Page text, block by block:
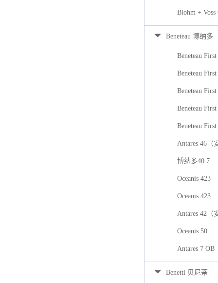
Blohm + Voss
Beneteau 博纳多
Beneteau
Beneteau
Beneteau
Beneteau
Beneteau
Antares 46（
博纳多40.7
Oceanis 423
Oceanis 423
Antares 42（
Oceanis 50
Antares 7 OB
Benetti 贝尼蒂